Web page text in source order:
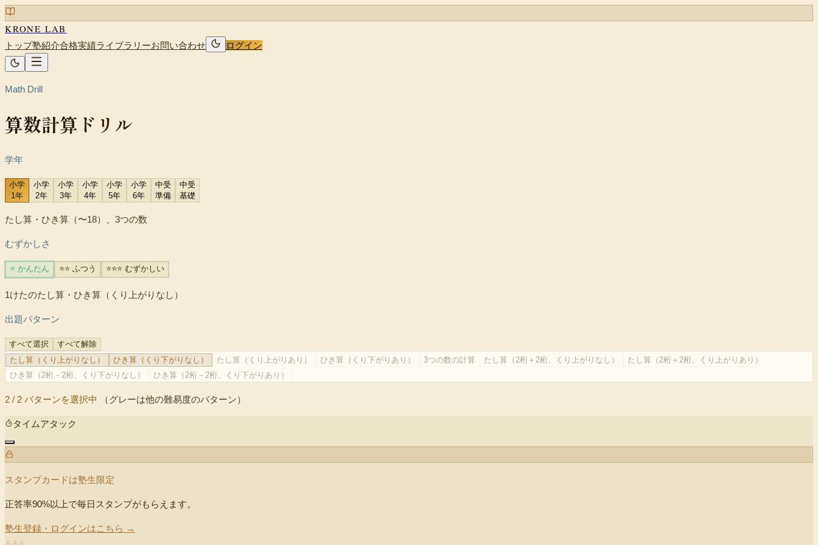
KRONE LAB
トップ塾紹介合格実績ライブラリーお問い合わせ ログイン
Math Drill
算数計算ドリル
学年
小学
1年
小学
2年
小学
3年
小学
4年
小学
5年
小学
6年
中受
準備
中受
基礎
たし算・ひき算（〜18）、3つの数
むずかしさ
⭐ かんたん ⭐⭐ ふつう ⭐⭐⭐ むずかしい
1けたのたし算・ひき算（くり上がりなし）
出題パターン
すべて選択
すべて解除
たし算（くり上がりなし）
ひき算（くり下がりなし） たし算（くり上がりあり） ひき算（くり下がりあり） 3つの数の計算 たし算（2桁＋2桁、くり上がりなし）
たし算（2桁＋2桁、くり上がりあり）
ひき算（2桁－2桁、くり下がりなし）
ひき算（2桁－2桁、くり下がりあり）
2 / 2 パターンを選択中 （グレーは他の難易度のパターン）
タイムアタック
スタンプカードは塾生限定
正答率90%以上で毎日スタンプがもらえます。
塾生登録・ログインはこちら →